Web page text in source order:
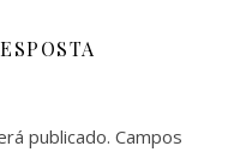
publicado. Campos